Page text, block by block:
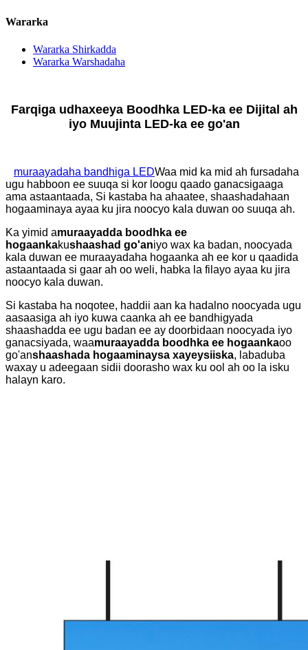
Wararka
Wararka Shirkadda
Wararka Warshadaha
Farqiga udhaxeeya Boodhka LED-ka ee Dijital ah
iyo Muujinta LED-ka ee go'an
muraayadaha bandhiga LEDWaa mid ka mid ah fursadaha
ugu habboon ee suuqa si kor loogu qaado ganacsigaaga
ama astaantaada, Si kastaba ha ahaatee, shaashadahaan
hogaaminaya ayaa ku jira noocyo kala duwan oo suuqa ah.
Ka yimid amuraayadda boodhka ee
hogaankakushaashad go'aniyo wax ka badan, noocyada
kala duwan ee muraayadaha hogaanka ah ee kor u qaadida
astaantaada si gaar ah oo weli, habka la filayo ayaa ku jira
noocyo kala duwan.
Si kastaba ha noqotee, haddii aan ka hadalno noocyada ugu
aasaasiga ah iyo kuwa caanka ah ee bandhigyada
shaashadda ee ugu badan ee ay doorbidaan noocyada iyo
ganacsiyada, waamuraayadda boodhka ee hogaankaoo
go'anshaashada hogaaminaysa xayeysiiska, labaduba
waxay u adeegaan sidii doorasho wax ku ool ah oo la isku
halayn karo.